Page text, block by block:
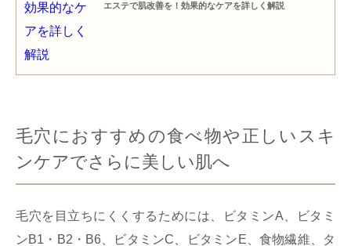
エステで肌改善を！効果的なケアを詳しく解説
毛穴におすすめの食べ物や正しいスキ
ンケアでさらに美しい肌へ
毛穴を目立ちにくくするためには、ビタミンA、ビタミ
ンB1・B2・B6、ビタミンC、ビタミンE、食物繊維、タ